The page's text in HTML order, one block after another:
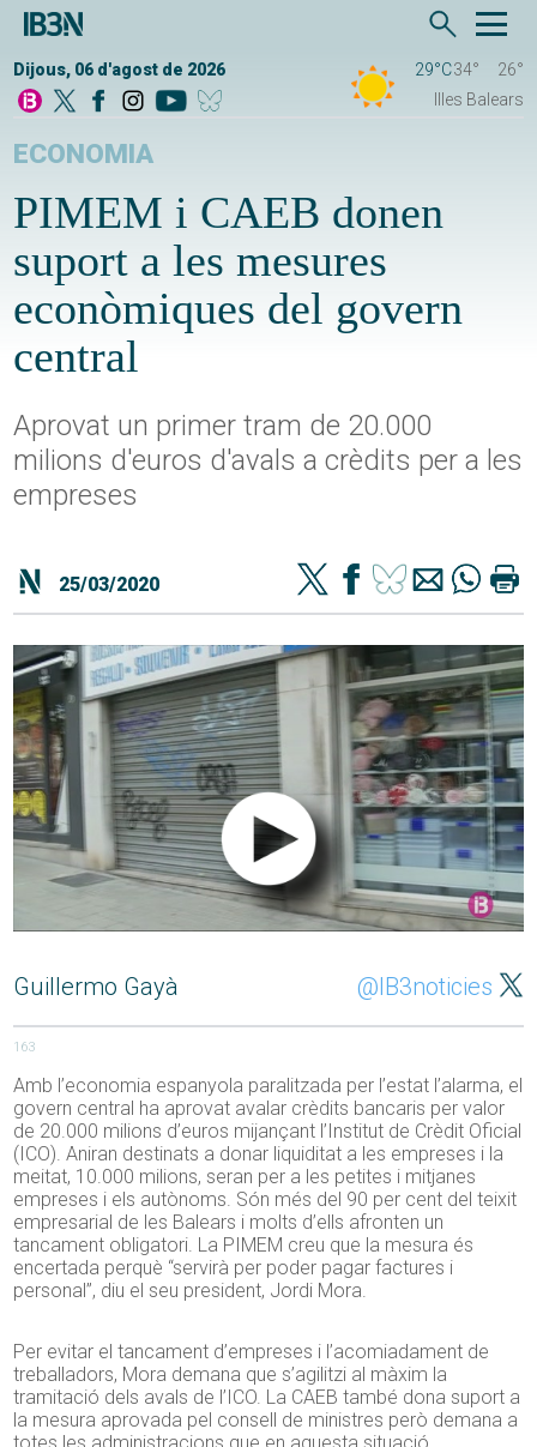
Dijous, 06 d'agost de 2026 29°C34°
26°
Illes Balears
ECONOMIA
PIMEM i CAEB donen
suport a les mesures
econòmiques del govern
central
Aprovat un primer tram de 20.000
milions d'euros d'avals a crèdits per a les
empreses
25/03/2020
Guillermo Gayà @IB3noticies
163
Amb l’economia espanyola paralitzada per l’estat l’alarma, el
govern central ha aprovat avalar crèdits bancaris per valor
de 20.000 milions d’euros mijançant l’Institut de Crèdit Oficial
(ICO). Aniran destinats a donar liquiditat a les empreses i la
meitat, 10.000 milions, seran per a les petites i mitjanes
empreses i els autònoms. Són més del 90 per cent del teixit
empresarial de les Balears i molts d’ells afronten un
tancament obligatori. La PIMEM creu que la mesura és
encertada perquè “servirà per poder pagar factures i
personal”, diu el seu president, Jordi Mora.
Per evitar el tancament d’empreses i l’acomiadament de
treballadors, Mora demana que s’agilitzi al màxim la
tramitació dels avals de l’ICO. La CAEB també dona suport a
la mesura aprovada pel consell de ministres però demana a